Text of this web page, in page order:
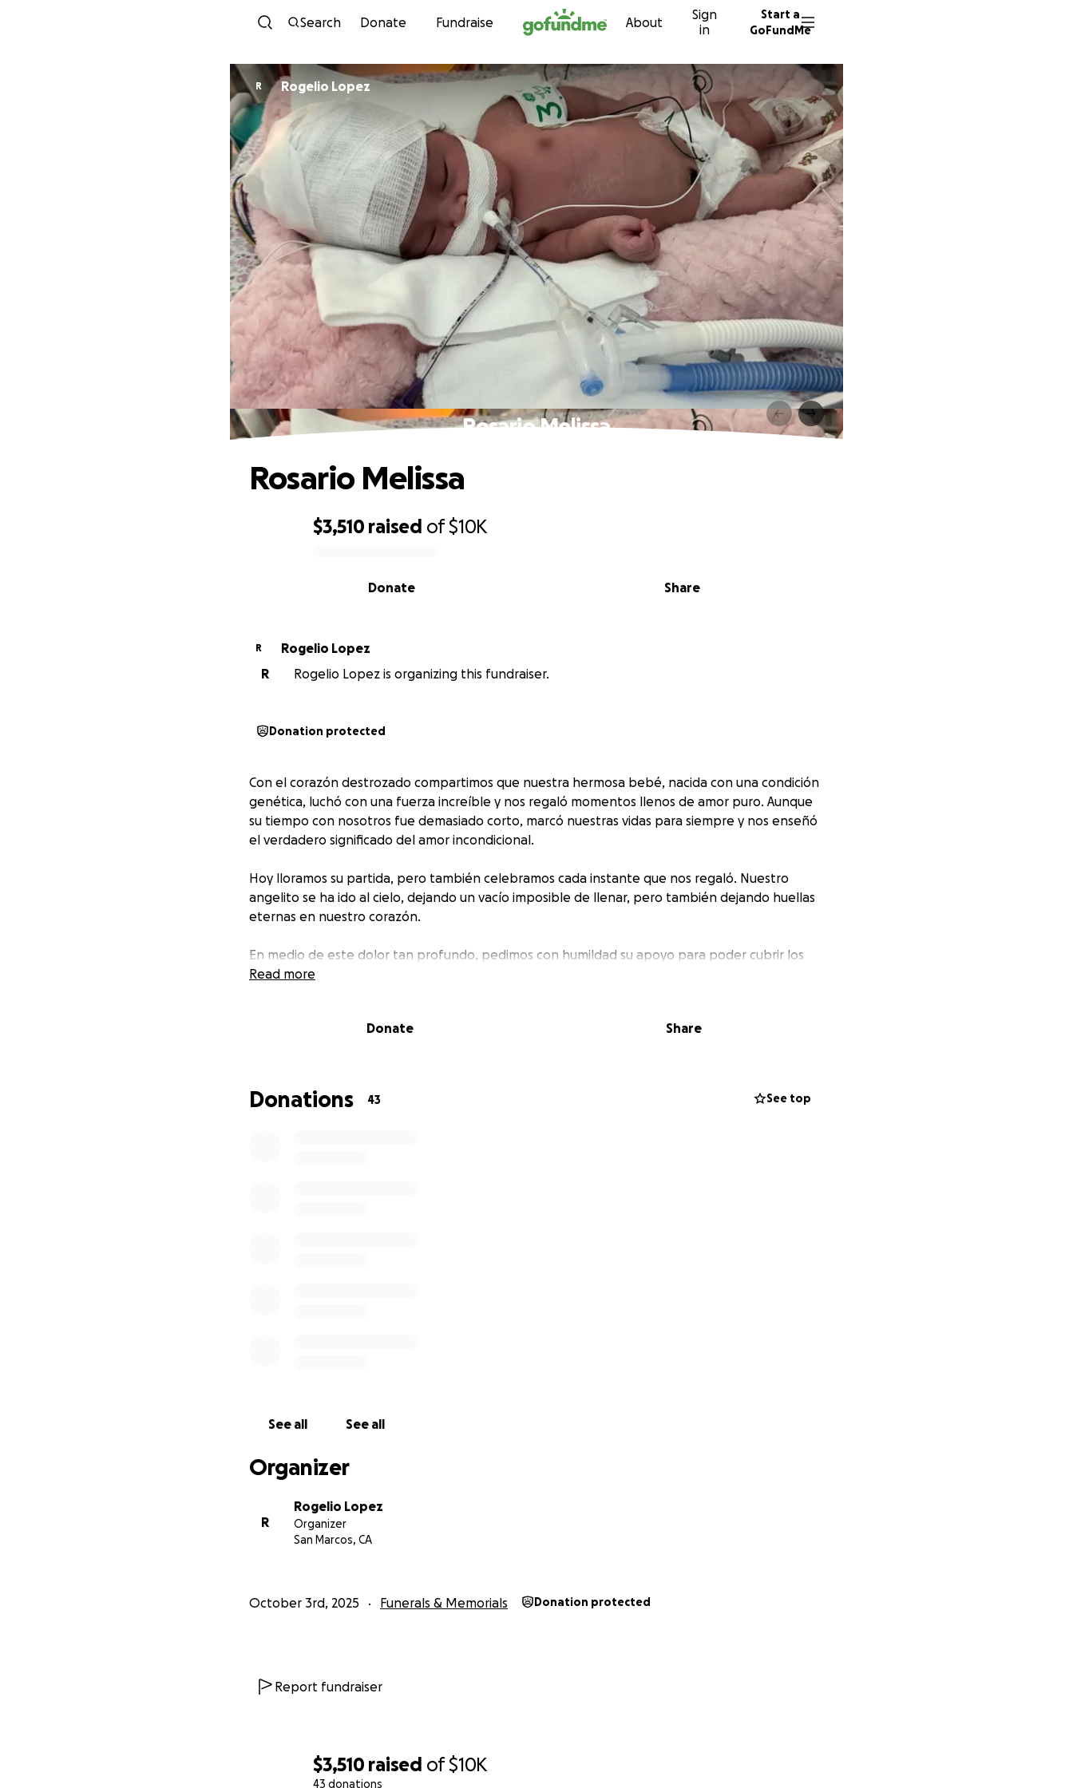
Skip to content
Search Donate Fundraise About
Sign
in
Start a
GoFundMe
$3,510 raised of$10K
43 donations
R Rogelio Lopez
Rosario Melissa
$3,510 raised of$10K
Share
Donate
Rosario Melissa
R
Rogelio Lopez
R
Rogelio Lopez is organizing this fundraiser.
Donation protected
Con el corazón destrozado compartimos que nuestra hermosa bebé, nacida con una condición
genética, luchó con una fuerza increíble y nos regaló momentos llenos de amor puro. Aunque
su tiempo con nosotros fue demasiado corto, marcó nuestras vidas para siempre y nos enseñó
el verdadero significado del amor incondicional.
Hoy lloramos su partida, pero también celebramos cada instante que nos regaló. Nuestro
angelito se ha ido al cielo, dejando un vacío imposible de llenar, pero también dejando huellas
eternas en nuestro corazón.
En medio de este dolor tan profundo, pedimos con humildad su apoyo para poder cubrir los
gastos de su despedida y darle a nuestra niña un adiós lleno de amor y dignidad. Cada aporte,
Gracias por acompañarnos en este camino tan difícil y por ayudarnos a honrar la memoria de
Read more
Donate Share
Donations 43 See top
See all See all
Organizer
R
Rogelio Lopez
Organizer
San Marcos, CA
October 3rd, 2025 Funerals & Memorials Donation protected
Report fundraiser